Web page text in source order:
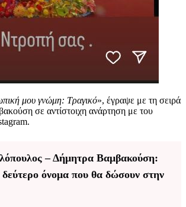
μου γνώμη: Τραγικό», έγραψε με τη σειρά
σε αντίστοιχη ανάρτηση με του
– Δήμητρα Βαμβακούση:
δεύτερο όνομα που θα δώσουν στην